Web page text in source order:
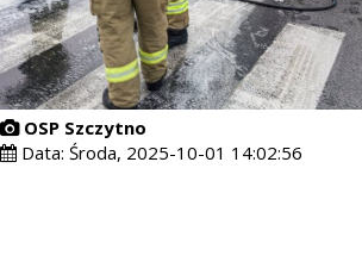
OSP Szczytno
Data: Środa, 2025-10-01 14:02:56